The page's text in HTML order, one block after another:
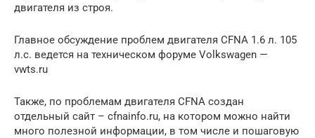
двигателя из строя.
Главное обсуждение проблем двигателя CFNA 1.6 л. 105
л.с. ведется на техническом форуме Volkswagen —
vwts.ru
Также, по проблемам двигателя CFNA создан
отдельный сайт – cfnainfo.ru, на котором можно найти
много полезной информации, в том числе и пошаговую